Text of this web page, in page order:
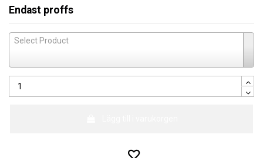
Endast proffs
Select Product